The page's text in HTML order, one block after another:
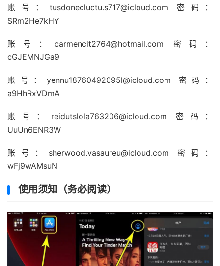
账号： tusdonecluctu.s717@icloud.com 密码：
SRm2He7kHY
账号： carmencit2764@hotmail.com 密码：
cGJEMNJGa9
账号： yennu18760492095l@icloud.com 密码：
a9HhRxVDmA
账号： reidutslola763206@icloud.com 密码：
UuUn6ENR3W
账号： sherwood.vasaureu@icloud.com 密码：
wFj9wAMsuN
使用须知（务必阅读）